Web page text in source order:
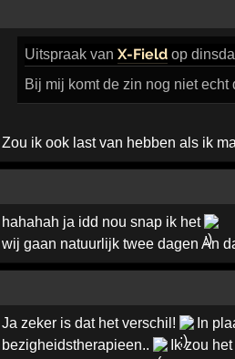
Uitspraakvan X-Fieldop
Bij mij komt de zin nog niet echt
Zou ik ook last van hebben als ik
hahahah ja idd nou snap ik het
wij gaan natuurlijk twee dagen An
Ja zeker is dat het verschil!
In
bezigheidstherapieen..
Ik zou het